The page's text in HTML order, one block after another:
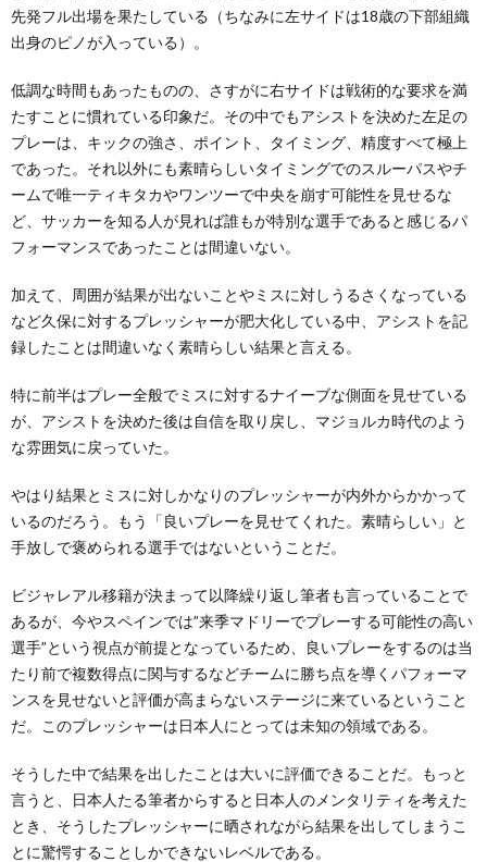
先発フル出場を果たしている（ちなみに左サイドは18歳の下部組織
出身のピノが入っている）。
低調な時間もあったものの、さすがに右サイドは戦術的な要求を満
たすことに慣れている印象だ。その中でもアシストを決めた左足の
プレーは、キックの強さ、ポイント、タイミング、精度すべて極上
であった。それ以外にも素晴らしいタイミングでのスルーパスやチ
ームで唯一ティキタカやワンツーで中央を崩す可能性を見せるな
ど、サッカーを知る人が見れば誰もが特別な選手であると感じるパ
フォーマンスであったことは間違いない。
加えて、周囲が結果が出ないことやミスに対しうるさくなっている
など久保に対するプレッシャーが肥大化している中、アシストを記
録したことは間違いなく素晴らしい結果と言える。
特に前半はプレー全般でミスに対するナイーブな側面を見せている
が、アシストを決めた後は自信を取り戻し、マジョルカ時代のよう
な雰囲気に戻っていた。
やはり結果とミスに対しかなりのプレッシャーが内外からかかって
いるのだろう。もう「良いプレーを見せてくれた。素晴らしい」と
手放しで褒められる選手ではないということだ。
ビジャレアル移籍が決まって以降繰り返し筆者も言っていることで
あるが、今やスペインでは”来季マドリーでプレーする可能性の高い
選手”という視点が前提となっているため、良いプレーをするのは当
たり前で複数得点に関与するなどチームに勝ち点を導くパフォーマ
ンスを見せないと評価が高まらないステージに来ているということ
だ。このプレッシャーは日本人にとっては未知の領域である。
そうした中で結果を出したことは大いに評価できることだ。もっと
言うと、日本人たる筆者からすると日本人のメンタリティを考えた
とき、そうしたプレッシャーに晒されながら結果を出してしまうこ
とに驚愕することしかできないレベルである。